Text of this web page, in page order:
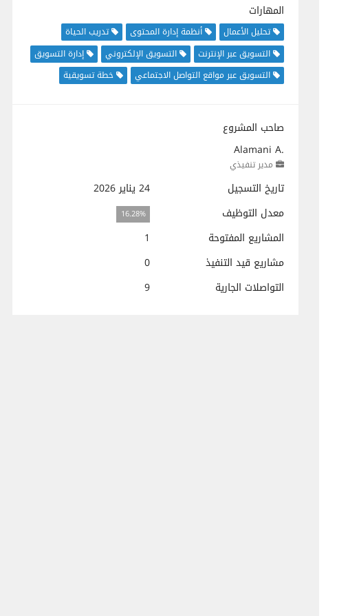
المهارات
تحليل الأعمال أنظمة إدارة المحتوى
تدريب الحياة
التسويق عبر الإنترنت
التسويق الإلكتروني
إدارة التسويق
التسويق عبر مواقع التواصل الاجتماعي
خطة تسويقية
صاحب المشروع
Alamani A.
مدير تنفيذي
تاريخ التسجيل
24 يناير 2026
معدل التوظيف
16.28%
المشاريع المفتوحة
1
مشاريع قيد التنفيذ
0
التواصلات الجارية
9